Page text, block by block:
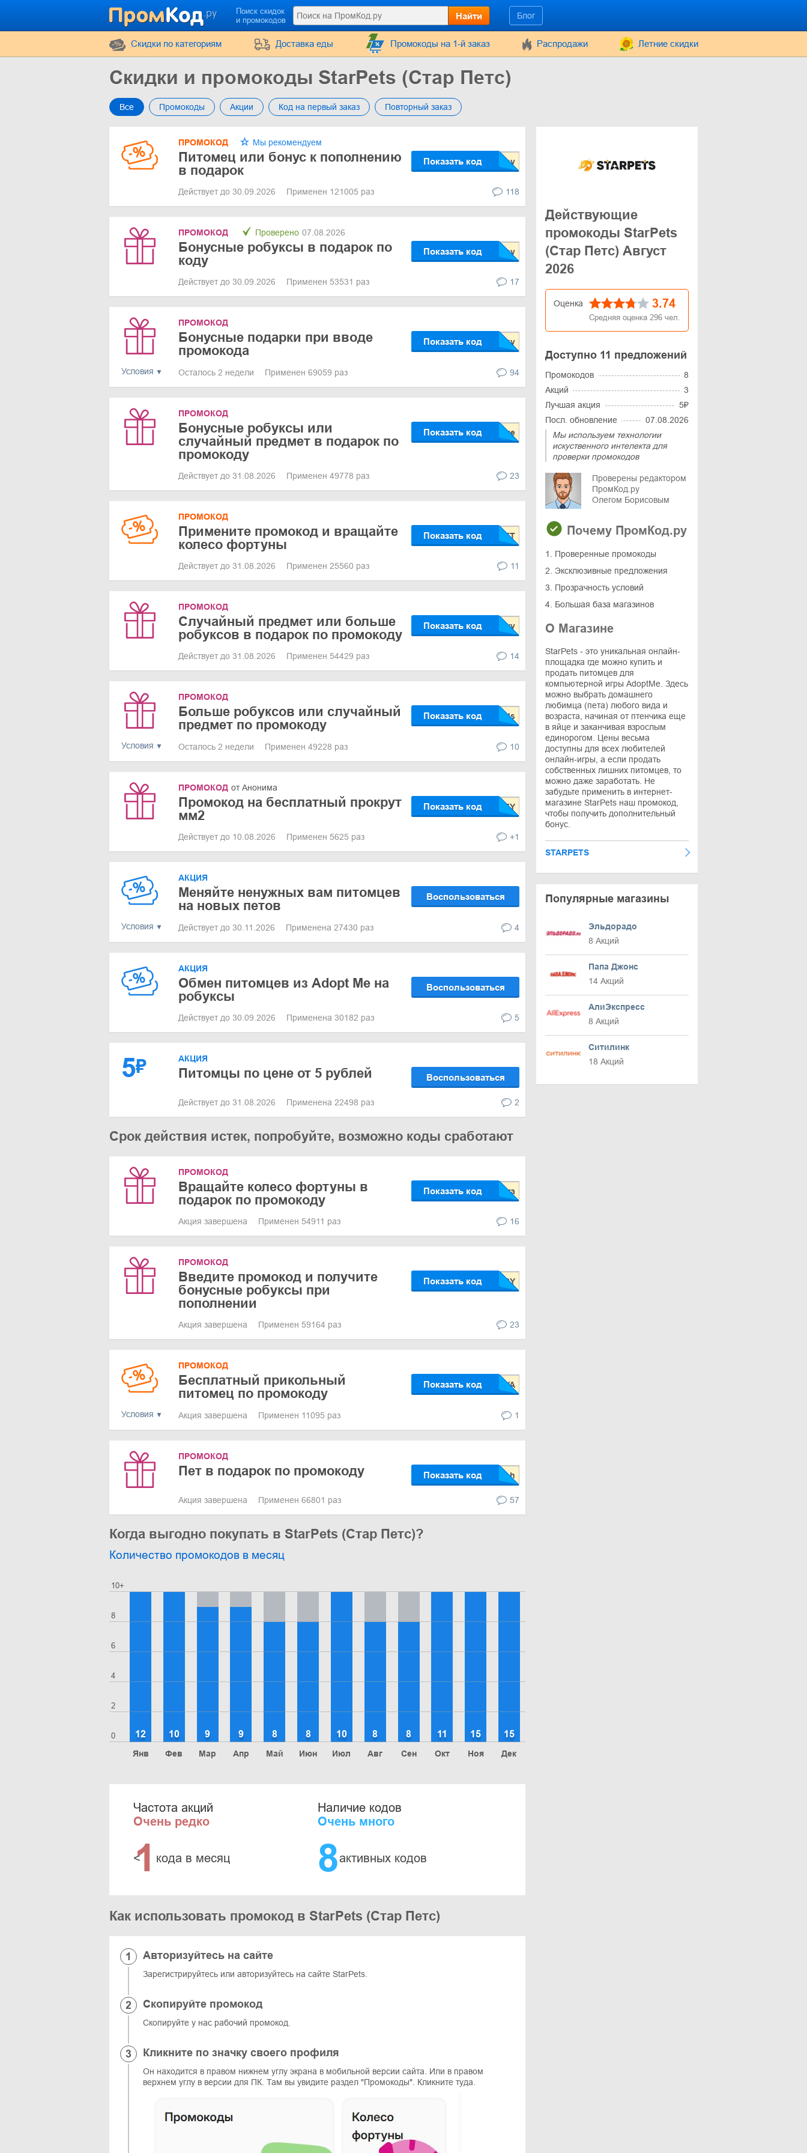
Поиск скидок
и промокодов
Найти Блог
Cкидки по категориям Доставка еды Промокоды на 1-й заказ Распродажи Летние скидки
Скидки и промокоды StarPets (Стар Петс)
Все Промокоды Акции Код на первый заказ Повторный заказ
ПРОМОКОД Мы рекомендуем
Питомец или бонус к пополнению
в подарок
Показать код
Действует до 30.09.2026 Применен 121005 раз 118
ПРОМОКОД Проверено 07.08.2026
Бонусные робуксы в подарок по
коду
Показать код
Действует до 30.09.2026 Применен 53531 раз 17
Условия
ПРОМОКОД
Бонусные подарки при вводе
промокода
Показать код
Осталось 2 недели Применен 69059 раз 94
ПРОМОКОД
Бонусные робуксы или
случайный предмет в подарок по
промокоду
Показать код
Действует до 31.08.2026 Применен 49778 раз 23
ПРОМОКОД
Примените промокод и вращайте
колесо фортуны
Показать код
Действует до 31.08.2026 Применен 25560 раз 11
ПРОМОКОД
Случайный предмет или больше
робуксов в подарок по промокоду
Показать код
Действует до 31.08.2026 Применен 54429 раз 14
Условия
ПРОМОКОД
Больше робуксов или случайный
предмет по промокоду
Показать код
Осталось 2 недели Применен 49228 раз 10
ПРОМОКОД от Анонима
Промокод на бесплатный прокрут
мм2
Показать код
Действует до 10.08.2026 Применен 5625 раз +1
Условия
АКЦИЯ
Меняйте ненужных вам питомцев
на новых петов
Воспользоваться
Действует до 30.11.2026 Применена 27430 раз 4
АКЦИЯ
Обмен питомцев из Adopt Me на
робуксы
Воспользоваться
Действует до 30.09.2026 Применена 30182 раз 5
5₽ АКЦИЯ
Питомцы по цене от 5 рублей Воспользоваться
Действует до 31.08.2026 Применена 22498 раз 2
Срок действия истек, попробуйте, возможно коды сработают
ПРОМОКОД
Вращайте колесо фортуны в
подарок по промокоду
Показать код
Акция завершена Применен 54911 раз 16
ПРОМОКОД
Введите промокод и получите
бонусные робуксы при
пополнении
Показать код
Акция завершена Применен 59164 раз 23
Условия
ПРОМОКОД
Бесплатный прикольный
питомец по промокоду
Показать код
Акция завершена Применен 11095 раз 1
ПРОМОКОД
Пет в подарок по промокоду Показать код
Акция завершена Применен 66801 раз 57
Когда выгодно покупать в StarPets (Стар Петс)?
Количество промокодов в месяц
0
2
4
6
8
10+
Янв
12
Фев
10
Мар
9
Апр
9
Май
8
Июн
8
Июл
10
Авг
8
Сен
8
Окт
11
Ноя
15
Дек
15
Частота акций
Очень редко
<
1 кода в месяц
Наличие кодов
Очень много
8активных кодов
Как использовать промокод в StarPets (Стар Петс)
Авторизуйтесь на сайте
Зарегистрируйтесь или авторизуйтесь на сайте StarPets.
Скопируйте промокод
Скопируйте у нас рабочий промокод.
Кликните по значку своего профиля
Он находится в правом нижнем углу экрана в мобильной версии сайта. Или в правом
верхнем углу в версии для ПК. Там вы увидите раздел "Промокоды". Кликните туда.
Действующие
промокоды StarPets
(Стар Петс) Август
2026
Оценка 3.74
Средняя оценка 296 чел.
Доступно 11 предложений
Промокодов
8
Акций
3
Лучшая акция
5₽
Посл. обновление
07.08.2026
Мы используем технологии
искуственного интелекта для
проверки промокодов
Проверены редактором
ПромКод.ру
Олегом Борисовым
Почему ПромКод.ру
1. Проверенные промокоды
2. Эксклюзивные предложения
3. Прозрачность условий
4. Большая база магазинов
О Магазине
StarPets - это уникальная онлайн-
площадка где можно купить и
продать питомцев для
компьютерной игры AdoptMe. Здесь
можно выбрать домашнего
любимца (пета) любого вида и
возраста, начиная от птенчика еще
в яйце и заканчивая взрослым
единорогом. Цены весьма
доступны для всех любителей
онлайн-игры, а если продать
собственных лишних питомцев, то
можно даже заработать. Не
забудьте применить в интернет-
магазине StarPets наш промокод,
чтобы получить дополнительный
бонус.
STARPETS
Популярные магазины
Эльдорадо
8 Акций
Папа Джонс
14 Акций
АлиЭкспресс
8 Акций
Ситилинк
18 Акций